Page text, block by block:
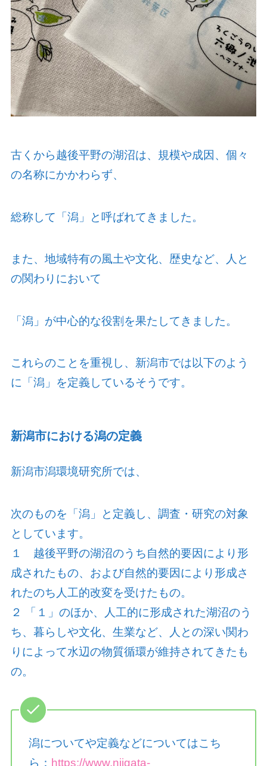
古くから越後平野の湖沼は、規模や成因、個々
の名称にかかわらず、
総称して「潟」と呼ばれてきました。
また、地域特有の風土や文化、歴史など、人と
の関わりにおいて
「潟」が中心的な役割を果たしてきました。
これらのことを重視し、新潟市では以下のよう
に「潟」を定義しているそうです。
新潟市における潟の定義
新潟市潟環境研究所では、
次のものを「潟」と定義し、調査・研究の対象
としています。
１ 越後平野の湖沼のうち自然的要因により形
成されたもの、および自然的要因により形成さ
れたのち人工的改変を受けたもの。
２ 「１」のほか、人工的に形成された湖沼のう
ち、暮らしや文化、生業など、人との深い関わ
りによって水辺の物質循環が維持されてきたも
の。
潟についてや定義などについてはこち
ら： https://www.niigata-